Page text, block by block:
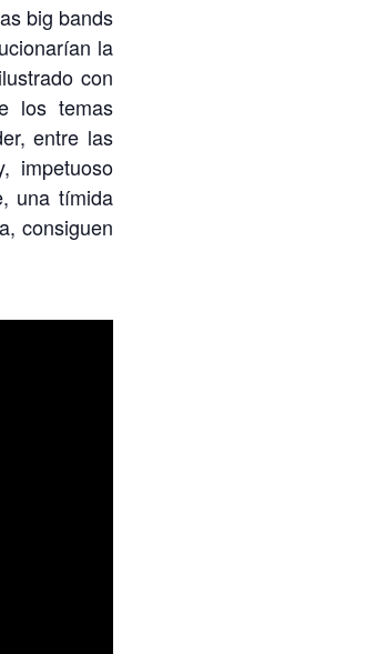
big bands
la
con
los temas
entre las
impetuoso
una tímida
consiguen